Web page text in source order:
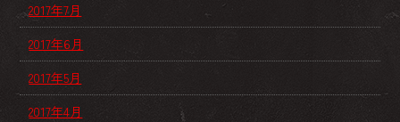
2017年7月
2017年6月
2017年5月
2017年4月